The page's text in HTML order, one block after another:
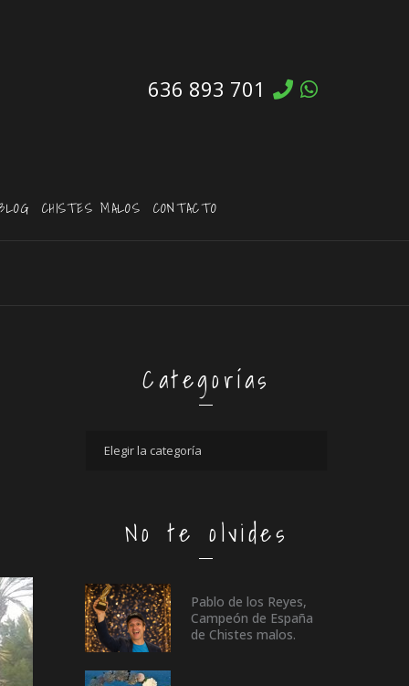
636 893 701
CHISTES MALOS CONTACTO
Categorías
No te olvides
Pablo de los Reyes,
Campeón de España
de Chistes malos.